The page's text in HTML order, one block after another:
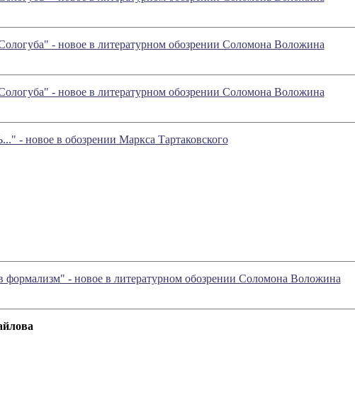
- новое в литературном обозрении Соломона Воложина
- новое в литературном обозрении Соломона Воложина
в обозрении Маркса Тартаковского
- новое в литературном обозрении Соломона Воложина